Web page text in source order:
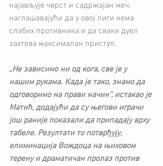
најављује чврст и садржајан меч,
наглашавајући да у овој лиги нема
слабих противника и да сваки дуел
захтева максималан приступ.
„Не зависимо ни од кога, све је у
нашим рукама. Када је тако, знамо да
одговоримо на прави начин“, истакао је
Матић, додајући да су његови играчи
још раније показали да припадају врху
табеле. Резултати то потврђују,
елиминација Вождоца на њиховом
терену и драматичан пролаз против